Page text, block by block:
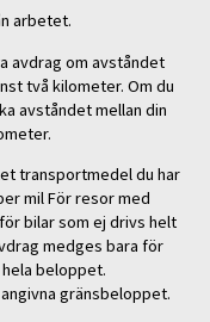
arbetet.
avdrag om avståndet
två kilometer. Om du
avståndet mellan din
transportmedel du har
mil För resor med
bilar som ej drivs helt
medges bara för
beloppet.
gränsbeloppet.